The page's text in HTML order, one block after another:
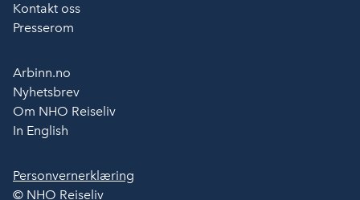
Kontakt oss
Presserom
Arbinn.no
Nyhetsbrev
Om NHO Reiseliv
In English
Personvernerklæring
© NHO Reiseliv